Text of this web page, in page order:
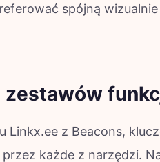
spójną
zestawów
Linkx.ee z Beacons,
każde z narzędzi.